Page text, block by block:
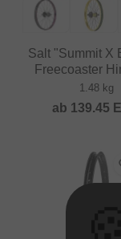
Salt "Summit X
Freecoaster
1.48 kg
ab 139.45